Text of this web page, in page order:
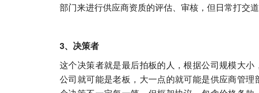
部门来进行供应商资质的评估、审核，但日常打交道
3、决策者
这个决策者就是最后拍板的人，根据公司规模大
公司就可能是老板，大一点的就可能是供应商管